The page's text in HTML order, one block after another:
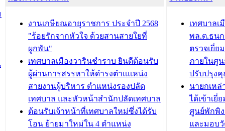
กองสวัสดิการสังคม เทศบาลเมือง
วารินชำราบ จัดโครงการอบรมอาชีพ
ระยะสั้น ประจำปี 2568 (หลักสูตรการ
ถักทอผลิตภัณฑ์จากถุงพลาสติก)
บทความ อื่นๆ ...
ถนนแก่เ
เด็กเล็ก
เทศบาลเ
ปรึกษาห
วัยของอ
บทความ อื่นๆ ...
งานเกษียณอายุราชการ ประจำปี 2568
"ร้อยรักจากหัวใจ ด้วยสานสายใยที่
ผูกพัน"
เทศบาลเมืองวารินชำราบ ยินดีต้อนรับ
ผู้ผ่านการสรรหาให้ดำรงตำแแหน่ง
สายงานผู้บริหาร ตำแหน่งรองปลัด
เทศบาล และหัวหน้าสำนักปลัดเทศบาล
ต้อนรับเจ้าหน้าที่เทศบาลใหม่ซึ่งได้รับ
โอน ย้ายมาใหม่ใน 4 ตำแหน่ง
เทศบาลเ
พล.ต.ธน
ตรวจเยี่ย
ภายในศู
ปรับปรุง
นายกเห
ได้เข้าเยี่
ศูนย์พักพิ
และมอบ